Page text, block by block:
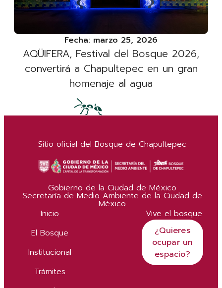
Fecha: marzo 25, 2026
AQÜIFERA, Festival del Bosque 2026,
convertirá a Chapultepec en un gran
homenaje al agua
Sitio oficial del Bosque de Chapultepec
Gobierno de la Ciudad de México
Secretaría de Medio Ambiente de la Ciudad de
México
Inicio
El Bosque
Institucional
Trámites
Vive el bosque
¿Quieres
ocupar un
espacio?